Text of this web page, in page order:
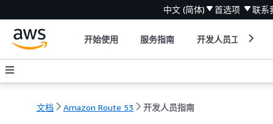
中文 (简体) 首选项 联系
开始使用 服务指南 开发人员工具
文档 Amazon Route 53 开发人员指南